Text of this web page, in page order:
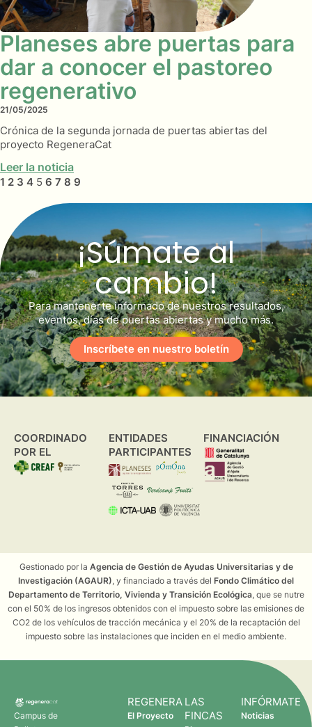
Planeses abre puertas para
dar a conocer el pastoreo
regenerativo
21/05/2025
Crónica de la segunda jornada de puertas abiertas del
proyecto RegeneraCat
Leer la noticia
1 2 3 4 5 6 7 8 9
¡Súmate al
cambio!
Para mantenerte informado de nuestros resultados,
eventos, días de puertas abiertas y mucho más.
Inscríbete en nuestro boletín
COORDINADO
POR EL
ENTIDADES
PARTICIPANTES
FINANCIACIÓN
Gestionado por la Agencia de Gestión de Ayudas Universitarias y de
Investigación (AGAUR) , y financiado a través del Fondo Climático del
Departamento de Territorio, Vivienda y Transición Ecológica , que se nutre
con el 50% de los ingresos obtenidos con el impuesto sobre las emisiones de
CO2 de los vehículos de tracción mecánica y el 20% de la recaptación del
impuesto sobre las instalaciones que inciden en el medio ambiente.
Campus de
REGENERA
El Proyecto
LAS
FINCAS
INFÓRMATE
Noticias